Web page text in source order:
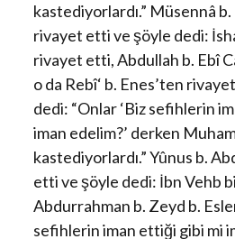
kastediyorlardı.” Müsennâ
rivayet etti ve şöyle dedi:
rivayet etti, Abdullah b. Ebî
o da Rebî‘ b. Enes’ten
dedi: “Onlar ‘Biz sefihlerin
iman edelim?’ derken
kastediyorlardı.” Yûnus b.
etti ve şöyle dedi: İbn Vehb
Abdurrahman b. Zeyd b.
sefihlerin iman ettiği gibi mi